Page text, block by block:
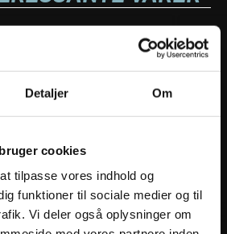
Detaljer Om
cookies
tilpasse vores indhold og
funktioner til sociale medier og til
Vi deler også oplysninger om
REAR REPLACEMENT
525 PITCH NATURAL STEEL
JT